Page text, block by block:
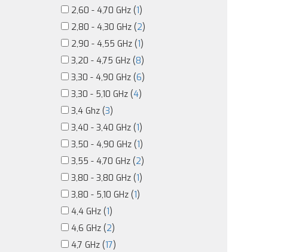
2,60 - 4,70 GHz (1)
2,80 - 4,30 GHz (2)
2,90 - 4,55 GHz (1)
3,20 - 4,75 GHz (8)
3,30 - 4,90 GHz (6)
3,30 - 5,10 GHz (4)
3,4 Ghz (3)
3,40 - 3,40 GHz (1)
3,50 - 4,90 GHz (1)
3,55 - 4,70 GHz (2)
3,80 - 3,80 GHz (1)
3,80 - 5,10 GHz (1)
4,4 GHz (1)
4,6 GHz (2)
4,7 GHz (17)